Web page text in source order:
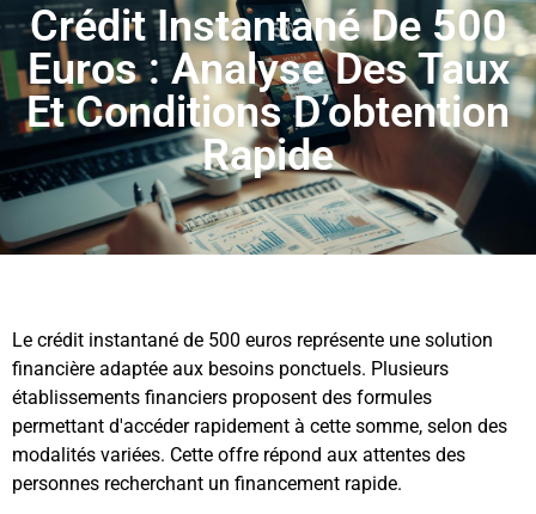
Crédit Instantané De 500
Euros : Analyse Des Taux
Et Conditions D’obtention
Rapide
Le crédit instantané de 500 euros représente une solution
financière adaptée aux besoins ponctuels. Plusieurs
établissements financiers proposent des formules
permettant d'accéder rapidement à cette somme, selon des
modalités variées. Cette offre répond aux attentes des
personnes recherchant un financement rapide.